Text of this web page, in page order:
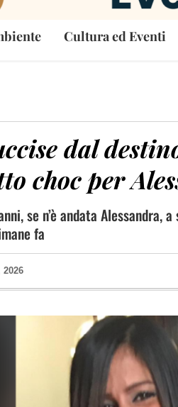
Cultura ed Eventi
dal
choc per
se n’è andata
fa
2026